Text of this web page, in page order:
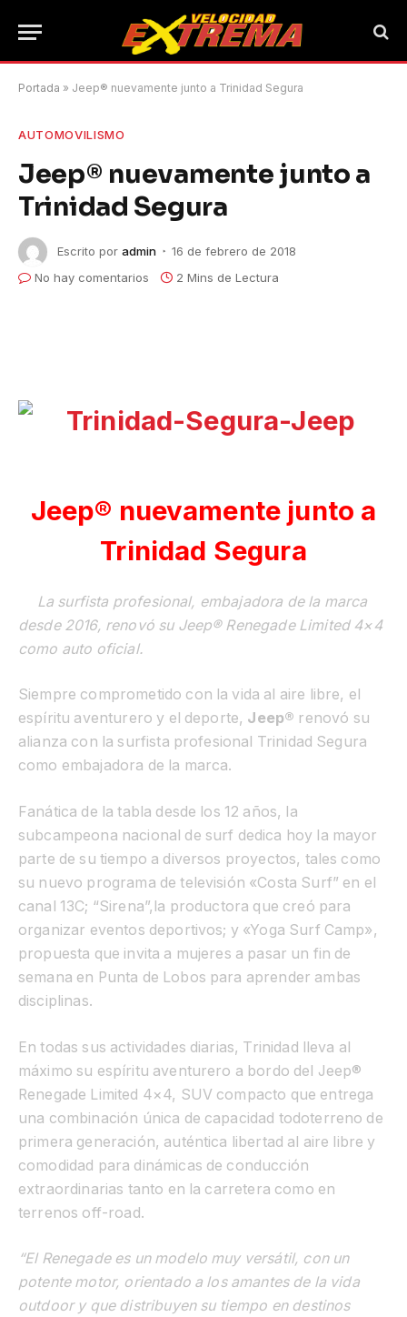
Portada » Jeep® nuevamente junto a Trinidad Segura
AUTOMOVILISMO
Jeep® nuevamente junto a
Trinidad Segura
Escrito por admin
16 de febrero de 2018
No hay comentarios
2 Mins de Lectura
Jeep® nuevamente junto a
Trinidad Segura
La surfista profesional, embajadora de la marca
desde 2016, renovó su Jeep® Renegade Limited 4×4
como auto oficial.
Siempre comprometido con la vida al aire libre, el
espíritu aventurero y el deporte, Jeep® renovó su
alianza con la surfista profesional Trinidad Segura
como embajadora de la marca.
Fanática de la tabla desde los 12 años, la
subcampeona nacional de surf dedica hoy la mayor
parte de su tiempo a diversos proyectos, tales como
su nuevo programa de televisión «Costa Surf” en el
canal 13C; “Sirena”,la productora que creó para
organizar eventos deportivos; y «Yoga Surf Camp»,
propuesta que invita a mujeres a pasar un fin de
semana en Punta de Lobos para aprender ambas
disciplinas.
En todas sus actividades diarias, Trinidad lleva al
máximo su espíritu aventurero a bordo del Jeep®
Renegade Limited 4×4, SUV compacto que entrega
una combinación única de capacidad todoterreno de
primera generación, auténtica libertad al aire libre y
comodidad para dinámicas de conducción
extraordinarias tanto en la carretera como en
terrenos off-road.
“El Renegade es un modelo muy versátil, con un
potente motor, orientado a los amantes de la vida
outdoor y que distribuyen su tiempo en destinos